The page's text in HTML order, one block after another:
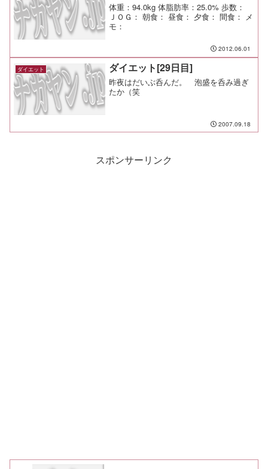
体重：94.0kg 体脂肪率：25.0% 歩数：
ＪＯＧ： 朝食： 昼食： 夕食： 間食： メ
モ：
2012.06.01
ダイエット ダイエット[29日目]
昨夜はだいぶ呑んだ。 泡盛を呑み過ぎ
たか（笑
2007.09.18
スポンサーリンク